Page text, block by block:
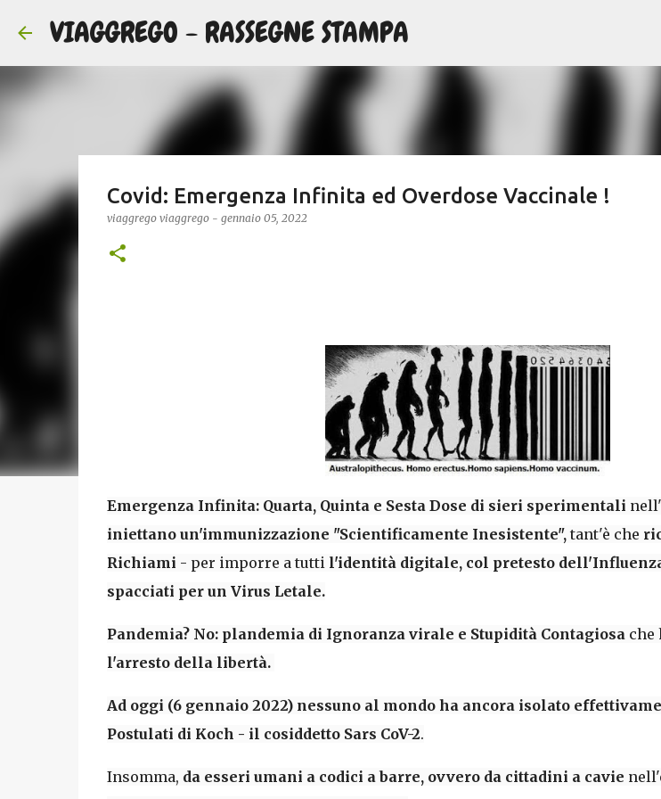
VIAGGREGO - RASSEGNE STAMPA
Covid: Emergenza Infinita ed Overdose Vaccinale !
viaggrego viaggrego - gennaio 05, 2022
Emergenza Infinita: Quarta, Quinta e Sesta Dose di sieri sperimentali
iniettano un'immunizzazione "Scientificamente Inesistente",tant'è che
Richiami - per imporre a tutti l'identità digitale, col pretesto
spacciati per un Virus Letale.
Pandemia? No: plandemia di Ignoranza virale e Stupidità Contagiosache
l'arresto della libertà.
Ad oggi (6 gennaio 2022) nessuno al mondo ha ancora isolato
Postulati di Koch - il cosiddetto Sars CoV-2.
Insomma, da esseri umani a codici a barre, ovvero da cittadini a cavie